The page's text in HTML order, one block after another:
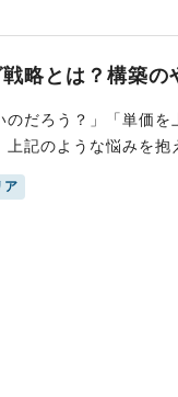
略とは？構築
のだろう？」「単価
記のような悩みを
なるためには、戦
在」になるためのブ
ア